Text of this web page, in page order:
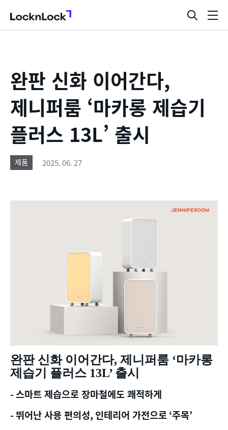
LocknLock
검
색
완판 신화 이어간다,
제니퍼룸 ‘마카롱 제습기
플러스 13L’ 출시
제품 2025. 06. 27
완판 신화 이어간다, 제니퍼룸 ‘마카롱
제습기 플러스 13L’ 출시
-스마트 제습으로 장마철에도 쾌적하게
-뛰어난 사용 편의성, 인테리어 가전으로‘주목’